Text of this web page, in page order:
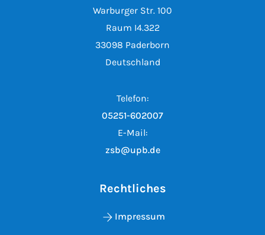
Warburger Str. 100
Raum I4.322
33098 Paderborn
Deutschland
Telefon:
05251-602007
E-Mail:
zsb@upb.de
Rechtliches
Impressum